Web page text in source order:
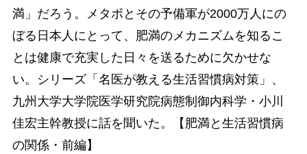
満」だろう。メタボとその予備軍が2000万人にの
ぼる日本人にとって、肥満のメカニズムを知るこ
とは健康で充実した日々を送るために欠かせな
い。シリーズ「名医が教える生活習慣病対策」、
九州大学大学院医学研究院病態制御内科学・小川
佳宏主幹教授に話を聞いた。【肥満と生活習慣病
の関係・前編】